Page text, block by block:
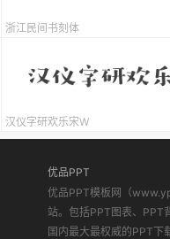
浙江民间书刻体
汉仪字研欢乐宋W
优品PPT
优品PPT模板网（
站。包括PPT图表、PPT
国内最大最权威的PPT下